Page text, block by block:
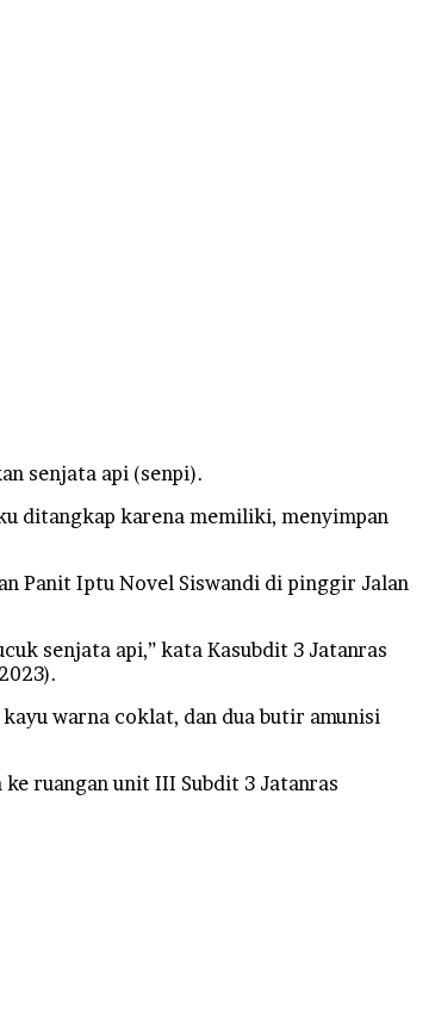
senjata api (senpi).
ditangkap karena memiliki, menyimpan
Panit Iptu Novel Siswandi di pinggir Jalan
senjata api,” kata Kasubdit 3 Jatanras
warna coklat, dan dua butir amunisi
ruangan unit III Subdit 3 Jatanras